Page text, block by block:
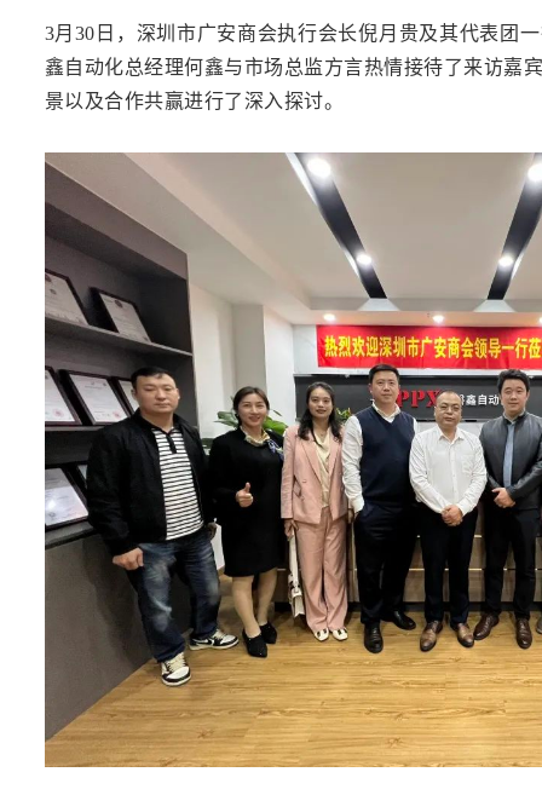
3月30日，深圳市广安商会执行会长倪月贵及其代表团
鑫自动化总经理何鑫与市场总监方言热情接待了来访嘉
景以及合作共赢进行了深入探讨。